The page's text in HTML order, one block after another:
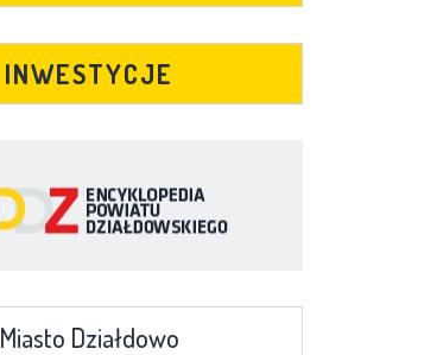
INWESTYCJE
Miasto Działdowo